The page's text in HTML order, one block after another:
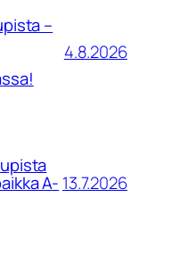
–
4.8.2026
A- 13.7.2026